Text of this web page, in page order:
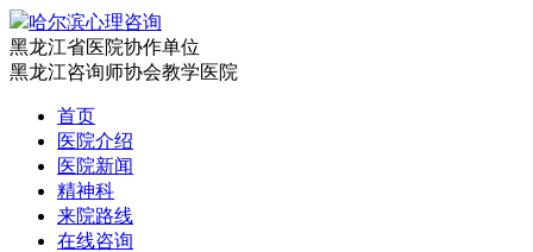
哈尔滨心理咨询
黑龙江省医院协作单位
黑龙江咨询师协会教学医院
首页
医院介绍
医院新闻
精神科
来院路线
在线咨询